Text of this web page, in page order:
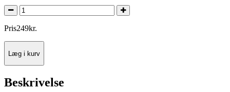
Pris249kr.
Læg i kurv
Beskrivelse